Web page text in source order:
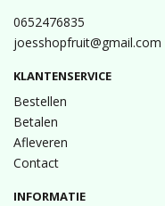
0652476835
joesshopfruit@gmail.com
KLANTENSERVICE
Bestellen
Betalen
Afleveren
Contact
INFORMATIE